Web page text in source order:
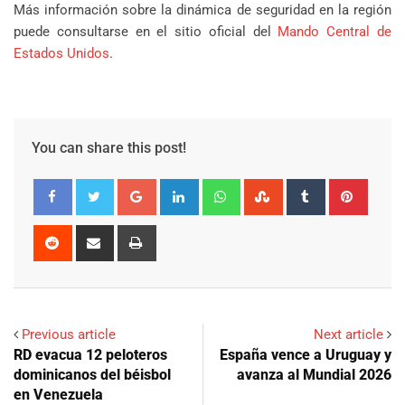
Más información sobre la dinámica de seguridad en la región
puede consultarse en el sitio oficial del Mando Central de
Estados Unidos.
You can share this post!
Google+ LinkedIn WhatsappStumbleUpon
Tumblr
Reddit
Share
Previous article
RD evacua 12 peloteros
dominicanos del béisbol
en Venezuela
Next article
España vence a Uruguay y
avanza al Mundial 2026